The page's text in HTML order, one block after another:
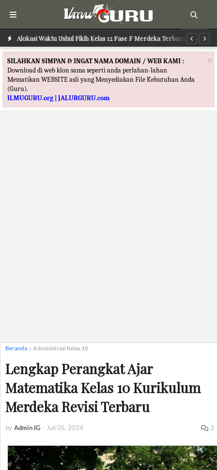
Alokasi Waktu Ushul Fikih Kelas 12 Fase F Merdeka Terbaru
Alokasi Waktu Ilmu Tafsir Kelas 12 Fase F Merdeka Terbaru
×
SILAHKAN SIMPAN & INGAT NAMA DOMAIN / WEB KAMI :
Download di web klon sama seperti anda perlahan-lahan
Mematikan WEBSITE asli yang Menyediakan File Kebutuhan Anda
(Guru).
ILMUGURU.org | JALURGURU.com
Beranda Administrasi Kelas 10
Lengkap Perangkat Ajar
Matematika Kelas 10 Kurikulum
Merdeka Revisi Terbaru
by Admin IG - Juli 05, 2024 3